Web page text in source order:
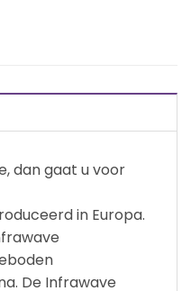
dan gaat u voor
in Europa.
De Infrawave